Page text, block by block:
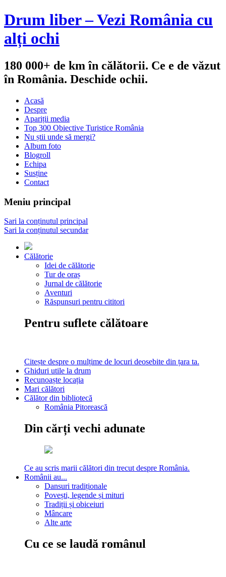
Drum liber – Vezi România cu
alți ochi
180 000+ de km în călătorii. Ce e de văzut
în România. Deschide ochii.
Acasă
Despre
Apariții media
Top 300 Obiective Turistice România
Nu știi unde să mergi?
Album foto
Blogroll
Echipa
Susține
Contact
Meniu principal
Sari la conținutul principal
Sari la conținutul secundar
Călătorie
Idei de călătorie
Tur de oraș
Jurnal de călătorie
Aventuri
Răspunsuri pentru cititori
Pentru suflete călătoare
Citește despre o mulțime de locuri deosebite din țara ta.
Ghiduri utile la drum
Recunoaște locația
Mari călători
Călător din bibliotecă
România Pitorească
Din cărți vechi adunate
Ce au scris marii călători din trecut despre România.
Românii au...
Dansuri tradiționale
Povești, legende și mituri
Tradiții și obiceiuri
Mâncare
Alte arte
Cu ce se laudă românul